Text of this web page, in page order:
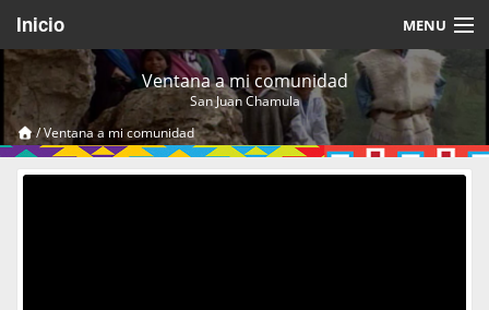
Inicio MENU
Acerca de
Videos Temáticos
Cerrar Sesión
Ventana a mi comunidad
San Juan Chamula
/Ventana a mi comunidad